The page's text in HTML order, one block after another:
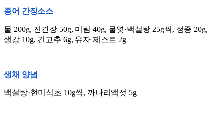
종어 간장소스
물 200g, 진간장 50g, 미림 40g, 물엿·백설탕 25g씩, 정종 20g,
생강 10g, 건고추 6g, 유자 제스트 2g
생채 양념
백설탕·현미식초 10g씩, 까나리액젓 5g